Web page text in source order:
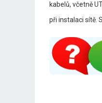
kabelů, včetně
při instalaci sítě.